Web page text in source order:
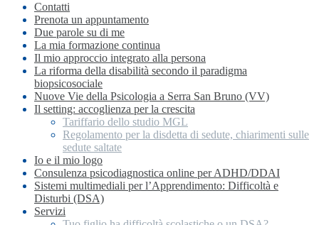
Contatti
Prenota un appuntamento
Due parole su di me
La mia formazione continua
Il mio approccio integrato alla persona
La riforma della disabilità secondo il paradigma
biopsicosociale
Nuove Vie della Psicologia a Serra San Bruno (VV)
Il setting: accoglienza per la crescita
Tariffario dello studio MGL
Regolamento per la disdetta di sedute, chiarimenti sulle
sedute saltate
Io e il mio logo
Consulenza psicodiagnostica online per ADHD/DDAI
Sistemi multimediali per l’Apprendimento: Difficoltà e
Disturbi (DSA)
Servizi